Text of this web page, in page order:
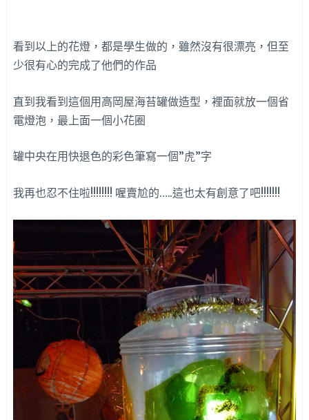
看到以上的花燈，都是學生做的，雖然沒有很漂亮，但至
少很有心的完成了他們的作品
直到我看到這個用高岡屋海苔罐做造型，裡面就放一個省
電燈泡，最上面一個小花圈
罐中央在用快退色的彩色筆寫一個”虎”字
我再也忍不住啦!!!!!!!! 喔賣尬的…..這也太有創意了吧!!!!!!!